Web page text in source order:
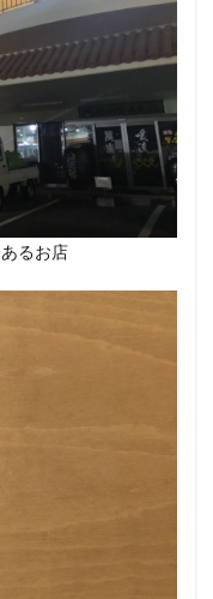
るお店